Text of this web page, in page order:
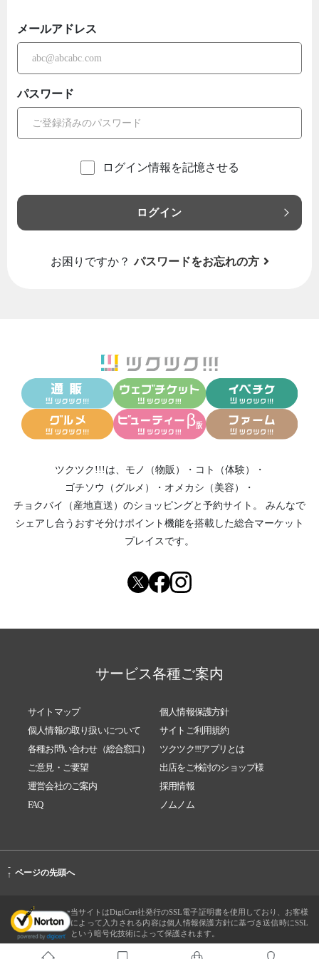
メールアドレス
パスワード
ログイン情報を記憶させる
ログイン
お困りですか？ パスワードをお忘れの方
ツクツク!!!は、 モノ（物販） ・ コト（体験）
・
ゴチソウ（グルメ）
・ オメカシ（美容）
・
チョクバイ（産地直送） のショッピングと予約サイト。
みんなで
シェアし合う おすそ分けポイント機能を搭載した総合マーケット
プレイスです。
サービス各種ご案内
サイトマップ
個人情報保護方針
個人情報の取り扱いについて
サイトご利用規約
各種お問い合わせ（総合窓口）
ツクツク!!!アプリとは
ご意見・ご要望
出店をご検討のショップ様
運営会社のご案内
採用情報
FAQ
ノムノム
-
↑ ページの先頭へ
当サイトはDigiCert社発行のSSL電子証明書を使用しており、お客様
によって入力される内容は個人情報保護方針に基づき送信時にSSL
という暗号化技術によって保護されます。